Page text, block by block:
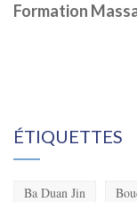
Formation
ÉTIQUETTES
Ba Duan Jin